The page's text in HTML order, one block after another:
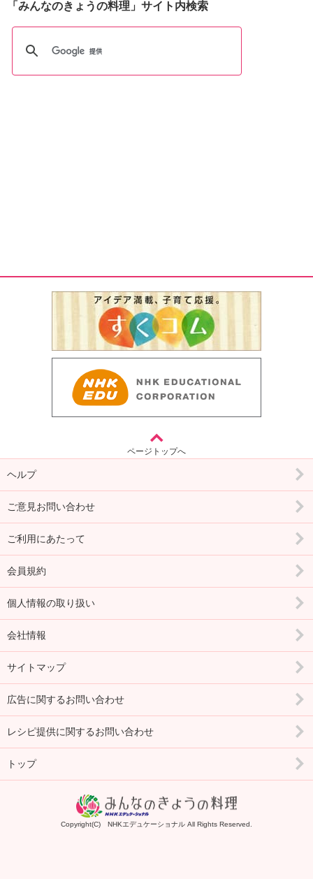
「みんなのきょうの料理」サイト内検索
ページトップへ
ヘルプ
ご意見お問い合わせ
ご利用にあたって
会員規約
個人情報の取り扱い
会社情報
サイトマップ
広告に関するお問い合わせ
レシピ提供に関するお問い合わせ
トップ
Copyright(C) NHKエデュケーショナル All Rights Reserved.